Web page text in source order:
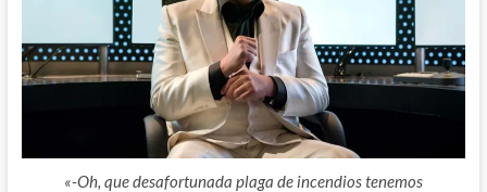
«-Oh, que desafortunada plaga de incendios tenemos